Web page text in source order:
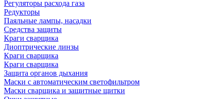
Регуляторы расхода газа
Редукторы
Паяльные лампы, насадки
Средства защиты
Краги сварщика
Диоптрические линзы
Краги сварщика
Краги сварщика
Защита органов дыхания
Маски с автоматическим светофильтром
Маски сварщика и защитные щитки